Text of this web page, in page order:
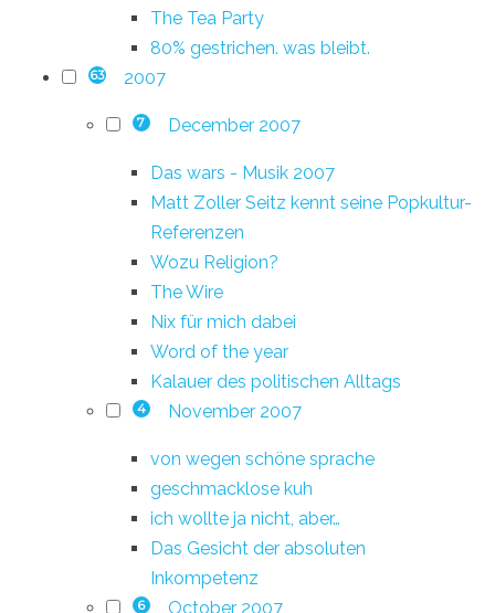
The Tea Party
80% gestrichen. was bleibt.
63 2007
7 December 2007
Das wars - Musik 2007
Matt Zoller Seitz kennt seine Popkultur-
Referenzen
Wozu Religion?
The Wire
Nix für mich dabei
Word of the year
Kalauer des politischen Alltags
4 November 2007
von wegen schöne sprache
geschmacklose kuh
ich wollte ja nicht, aber…
Das Gesicht der absoluten
Inkompetenz
6 October 2007